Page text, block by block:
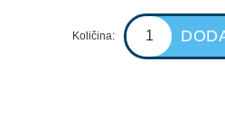
Količina: